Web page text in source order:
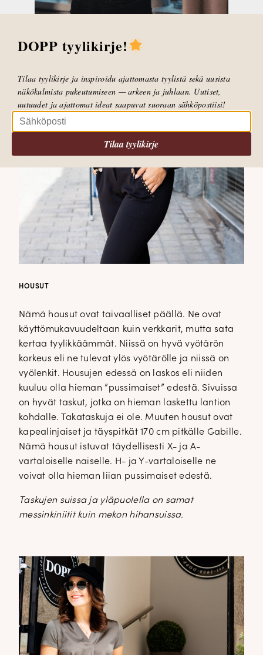
Tämä ei ole iso ulkotakkimainen pusakka vaan
HOUSUT
Nämä housut ovat taivaalliset päällä. Ne ovat
käyttömukavuudeltaan kuin verkkarit, mutta sata
kertaa tyylikkäämmät. Niissä on hyvä vyötärön
korkeus eli ne tulevat ylös vyötärölle ja niissä on
vyölenkit. Housujen edessä on laskos eli niiden
kuuluu olla hieman ”pussimaiset” edestä. Sivuissa
on hyvät taskut, jotka on hieman laskettu lantion
kohdalle. Takataskuja ei ole. Muuten housut ovat
kapealinjaiset ja täyspitkät 170 cm pitkälle Gabille.
Nämä housut istuvat täydellisesti X- ja A-
vartaloiselle naiselle. H- ja Y-vartaloiselle ne
voivat olla hieman liian pussimaiset edestä.
Taskujen suissa ja yläpuolella on samat
messinkiniitit kuin mekon hihansuissa.
DOPP tyylikirje!
Tilaa tyylikirje ja inspiroidu ajattomasta tyylistä sekä uusista
näkökulmista pukeutumiseen — arkeen ja juhlaan. Uutiset,
uutuudet ja ajattomat ideat saapuvat suoraan sähköpostiisi!
Tilaa tyylikirje